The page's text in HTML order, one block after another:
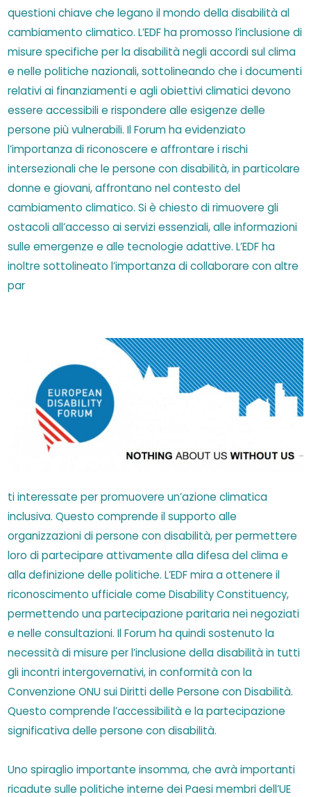
questioni chiave che legano il mondo della disabilità al
cambiamento climatico. L’EDF ha promosso l’inclusione di
misure specifiche per la disabilità negli accordi sul clima
e nelle politiche nazionali, sottolineando che i documenti
relativi ai finanziamenti e agli obiettivi climatici devono
essere accessibili e rispondere alle esigenze delle
persone più vulnerabili. Il Forum ha evidenziato
l’importanza di riconoscere e affrontare i rischi
intersezionali che le persone con disabilità, in particolare
donne e giovani, affrontano nel contesto del
cambiamento climatico. Si è chiesto di rimuovere gli
ostacoli all’accesso ai servizi essenziali, alle informazioni
sulle emergenze e alle tecnologie adattive. L’EDF ha
inoltre sottolineato l’importanza di collaborare con altre
par
ti interessate per promuovere un’azione climatica
inclusiva. Questo comprende il supporto alle
organizzazioni di persone con disabilità, per permettere
loro di partecipare attivamente alla difesa del clima e
alla definizione delle politiche. L’EDF mira a ottenere il
riconoscimento ufficiale come Disability Constituency,
permettendo una partecipazione paritaria nei negoziati
e nelle consultazioni. Il Forum ha quindi sostenuto la
necessità di misure per l’inclusione della disabilità in tutti
gli incontri intergovernativi, in conformità con la
Convenzione ONU sui Diritti delle Persone con Disabilità.
Questo comprende l’accessibilità e la partecipazione
significativa delle persone con disabilità.
Uno spiraglio importante insomma, che avrà importanti
ricadute sulle politiche interne dei Paesi membri dell’UE